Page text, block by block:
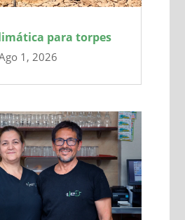
para torpes
1, 2026